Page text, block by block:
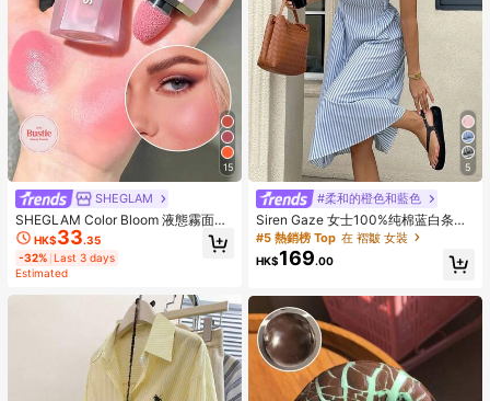
15
SHEGLAM
SHEGLAM Color Bloom 液態霧面腮
紅-Love Cake 品牌美妝化妝品 適合
女士與女孩
HK$33.35
-32% Last 3 days
Estimated
5
#柔和的橙色和藍色
Siren Gaze 女士100%纯棉蓝白条纹
方领无袖长连衣裙，巴黎风情夏季度
假装扮，日常通勤工作夏季连衣裙
#5 熱銷榜 Top 在 褶皺 女裝
HK$169.00